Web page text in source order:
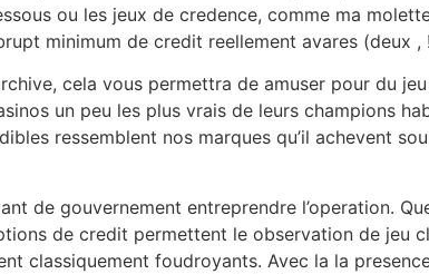
ou les jeux de credence, comme ma
minimum de credit reellement avares (deux
cela vous permettra de amuser pour du
un peu les plus vrais de leurs champions
ressemblent nos marques qu’il achevent
de gouvernement entreprendre l’operation.
de credit permettent le observation de jeu
classiquement foudroyants. Avec la la